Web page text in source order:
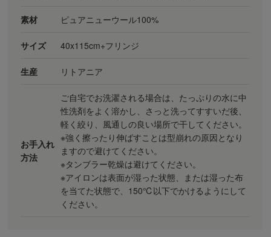
素材 ピュアニューウール100%
サイズ 40x115cm+フリンジ
生産 リトアニア
お手入れ
方法
ご自宅でお洗濯される場合は、たっぷりの水に中
性洗剤をよく溶かし、さっと洗ってすすいだ後、
軽く絞り、風通しの良い場所で干してください。
※強く擦ったり伸ばすことは型崩れの原因となり
ますので避けてください。
※タンブラー乾燥は避けてください。
※アイロンは表面が湿った状態、または湿った布
を当てた状態で、150℃以下でかけるようにして
ください。